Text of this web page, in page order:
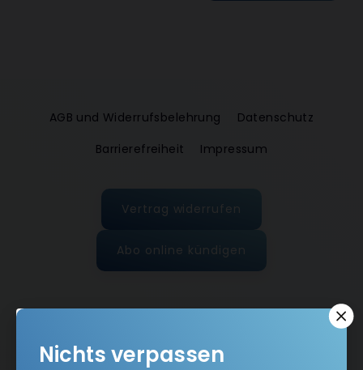
AGB und Widerrufsbelehrung
Datenschutz
Barrierefreiheit
Impressum
Vertrag widerrufen
Abo online kündigen
Nichts verpassen